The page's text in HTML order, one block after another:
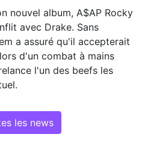
nouvel album, A$AP Rocky
avec Drake. Sans
a assuré qu'il accepterait
d'un combat à mains
l'un des beefs les
les news